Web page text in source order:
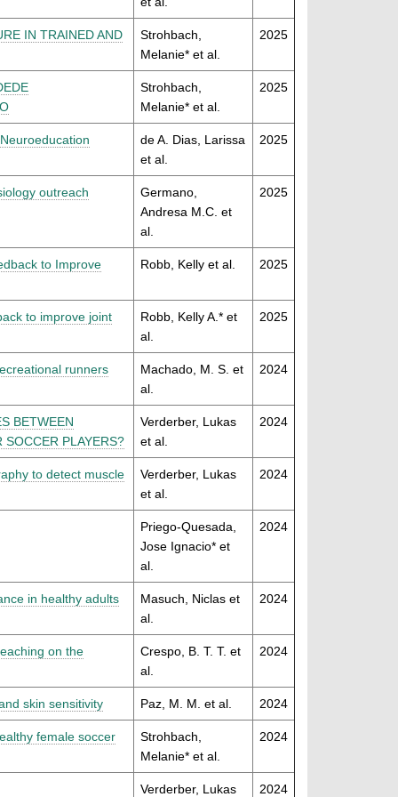
IN TRAINED AND
Strohbach,
Melanie* et al.
2025
Strohbach,
Melanie* et al.
2025
de A. Dias, Larissa
et al.
2025
outreach
Germano,
Andresa M.C. et
al.
2025
to Improve Robb, Kelly et al. 2025
to improve joint
Robb, Kelly A.* et
al.
2025
runners
Machado, M. S. et
al.
2024
BETWEEN
SOCCER PLAYERS?
Verderber, Lukas
et al.
2024
to detect muscle
Verderber, Lukas
et al.
2024
Priego-Quesada,
Jose Ignacio* et
al.
2024
in healthy adults
Masuch, Niclas et
al.
2024
on the
Crespo, B. T. T. et
al.
2024
skin sensitivity Paz, M. M. et al. 2024
female soccer
Strohbach,
Melanie* et al.
2024
Verderber, Lukas 2024